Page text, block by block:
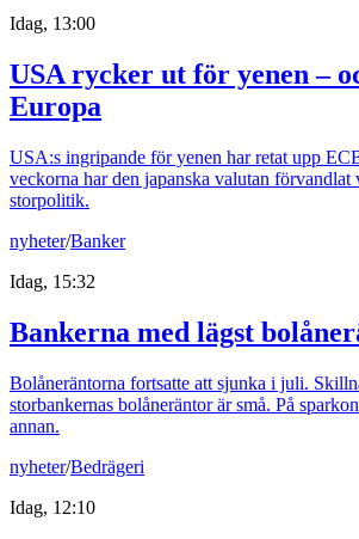
Idag, 13:00
USA rycker ut för yenen –
Europa
USA:s ingripande för yenen har retat upp
veckorna har den japanska valutan förvandlat
storpolitik.
nyheter/Banker
Idag, 15:32
Bankerna med lägst
Bolåneräntorna fortsatte att sjunka i juli.
storbankernas bolåneräntor är små. På
annan.
nyheter/Bedrägeri
Idag, 12:10